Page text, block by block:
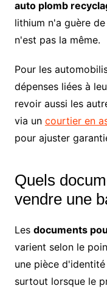
auto plomb
lithium n'a guère
n'est pas la même.
Pour les
dépenses liées à
revoir aussi les
via un courtier en
pour ajuster
Quels
vendre une
Les documents
varient selon le
une pièce
surtout lorsque le